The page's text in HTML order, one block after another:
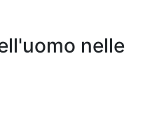
nelle